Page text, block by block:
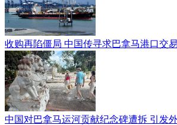
收购再陷僵局 中国传寻求巴拿马港口交
中国对巴拿马运河贡献纪念碑遭拆 引发